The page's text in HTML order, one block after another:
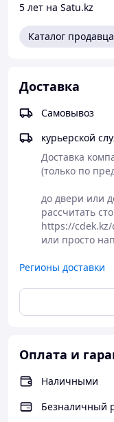
Оформление
заказа на сайте
или по телефону
5 лет на Satu.kz
Каталог продавца
Доставка
Самовывоз
курьерской
Доставка
(только по
до двери или
рассчитать
https://
или просто
Регионы доставки
Оплата и
Наличными
Безналичный